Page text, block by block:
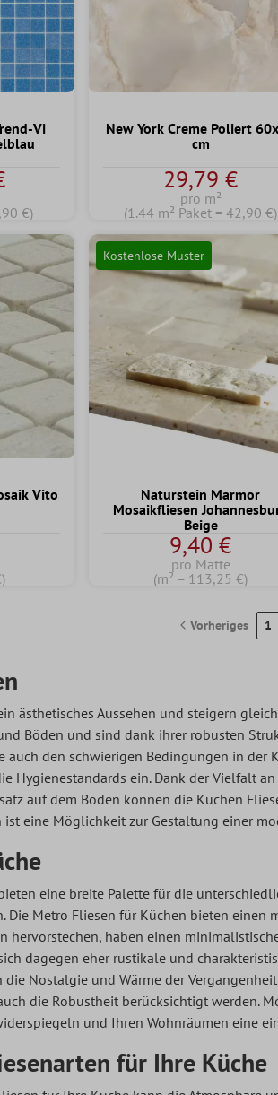
Vi
€)
New York Creme Poliert
cm
29,79 €
pro m²
(1.44 m² Paket = 42,90 €)
Vito
Kostenlose Muster
Naturstein Marmor
Mosaikfliesen
Beige
9,40 €
pro Matte
(m² = 113,25 €)
Vorheriges 1
ästhetisches Aussehen und steigern
Böden und sind dank ihrer robusten
auch den schwierigen Bedingungen in der
Hygienestandards ein. Dank der Vielfalt
auf dem Boden können die Küchen
ist eine Möglichkeit zur Gestaltung einer
eine breite Palette für die
Die Metro Fliesen für Küchen bieten
hervorstechen, haben einen
dagegen eher rustikale und
Nostalgie und Wärme der
die Robustheit berücksichtigt werden.
und Ihren Wohnräumen eine
für Ihre Küche